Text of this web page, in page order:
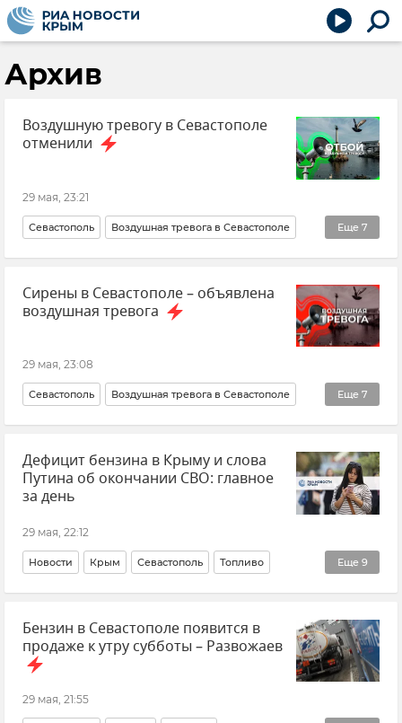
Архив
Воздушную тревогу в Севастополе
отменили
29 мая, 23:21
Еще 7
Севастополь Воздушная тревога в Севастополе
Михаил Развожаев Атаки ВСУ на Крым
Безопасность Республики Крым и Севастополя
Новости Севастополя Новости Крыма
Сирены в Севастополе – объявлена
воздушная тревога
29 мая, 23:08
Еще 7
Севастополь Воздушная тревога в Севастополе
Михаил Развожаев Атаки ВСУ на Крым
Безопасность Республики Крым и Севастополя
Новости Крыма
Дефицит бензина в Крыму и слова
Путина об окончании СВО: главное
за день
29 мая, 22:12
Еще 9
Новости Крым Севастополь Топливо
Россия ЕАЭС Политика Румыния
Атаки ВСУ Беспилотник (БПЛА, дрон) В мире
Херсонская область
Бензин в Севастополе появится в
продаже к утру субботы – Развожаев
29 мая, 21:55